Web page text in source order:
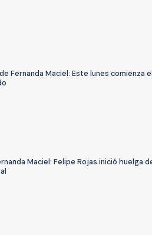
Fernanda Maciel: Este lunes comienza
Maciel: Felipe Rojas inició huelga